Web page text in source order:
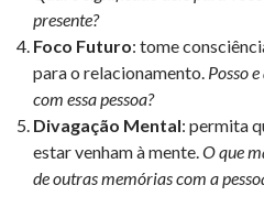
presente?
Foco Futuro: tome
para o relacionamento. Posso
com essa pessoa?
Divagação Mental: permita
estar venham à mente.O que
de outras memórias com a